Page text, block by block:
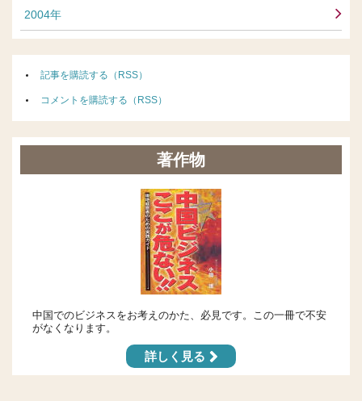
2004年
記事を購読する（RSS）
コメントを購読する（RSS）
著作物
中国でのビジネスをお考えのかた、必見です。この一冊で不安
がなくなります。
詳しく見る